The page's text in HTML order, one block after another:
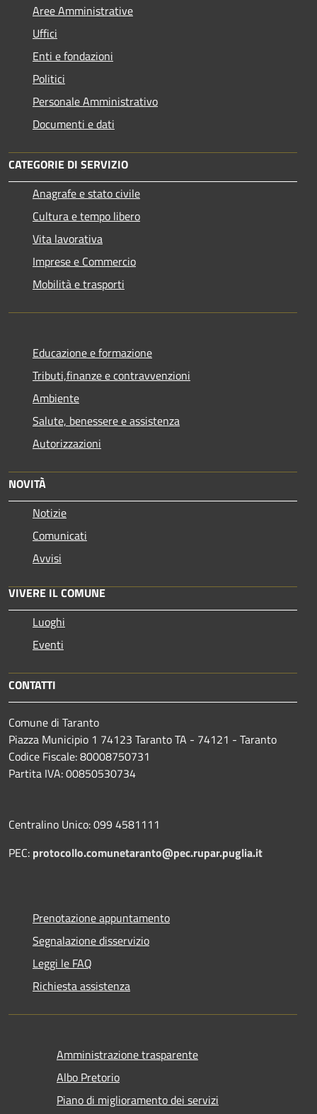
Aree Amministrative
Uffici
Enti e fondazioni
Politici
Personale Amministrativo
Documenti e dati
CATEGORIE DI SERVIZIO
Anagrafe e stato civile
Cultura e tempo libero
Vita lavorativa
Imprese e Commercio
Mobilità e trasporti
Educazione e formazione
Tributi,finanze e contravvenzioni
Ambiente
Salute, benessere e assistenza
Autorizzazioni
NOVITÀ
Notizie
Comunicati
Avvisi
VIVERE IL COMUNE
Luoghi
Eventi
CONTATTI
Comune di Taranto
Piazza Municipio 1 74123 Taranto TA - 74121 - Taranto
Codice Fiscale: 80008750731
Partita IVA: 00850530734
Centralino Unico: 099 4581111
PEC: protocollo.comunetaranto@pec.rupar.puglia.it
Prenotazione appuntamento
Segnalazione disservizio
Leggi le FAQ
Richiesta assistenza
Amministrazione trasparente
Albo Pretorio
Piano di miglioramento dei servizi